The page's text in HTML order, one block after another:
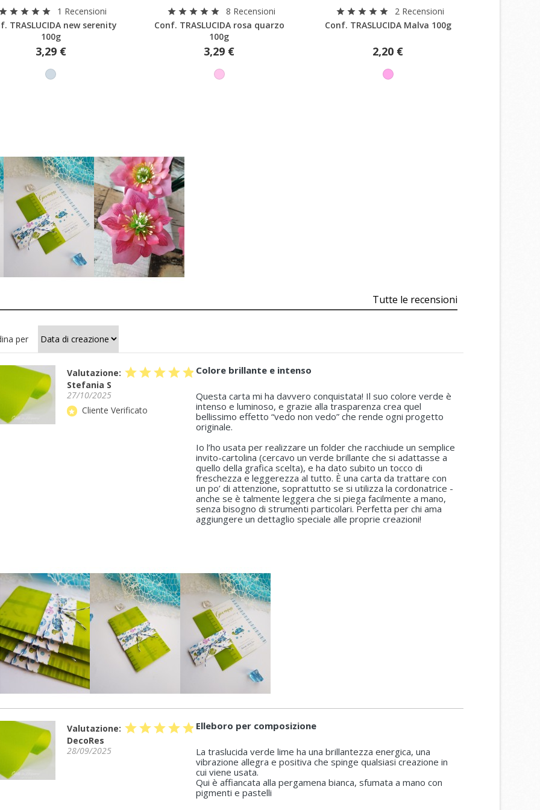
star star star star
1 Recensioni
TRASLUCIDA new serenity
100g
3,29 €
star star star star star
8 Recensioni
Conf. TRASLUCIDA rosa quarzo
100g
3,29 €
star star star star star
2 Recensioni
Conf. TRASLUCIDA Malva 100g
2,20 €
Tutte le recensioni
per
Valutazione: starstarstarstarstar
Stefania S
27/10/2025
star Cliente Verificato
Colore brillante e intenso
Questa carta mi ha davvero conquistata! Il suo colore verde è
intenso e luminoso, e grazie alla trasparenza crea quel
bellissimo effetto “vedo non vedo” che rende ogni progetto
originale.
Io l’ho usata per realizzare un folder che racchiude un semplice
invito-cartolina (cercavo un verde brillante che si adattasse a
quello della grafica scelta), e ha dato subito un tocco di
freschezza e leggerezza al tutto. È una carta da trattare con
un po’ di attenzione, soprattutto se si utilizza la cordonatrice -
anche se è talmente leggera che si piega facilmente a mano,
senza bisogno di strumenti particolari. Perfetta per chi ama
aggiungere un dettaglio speciale alle proprie creazioni!
Valutazione: starstarstarstarstar
DecoRes
28/09/2025
Elleboro per composizione
La traslucida verde lime ha una brillantezza energica, una
vibrazione allegra e positiva che spinge qualsiasi creazione in
cui viene usata.
Qui è affiancata alla pergamena bianca, sfumata a mano con
pigmenti e pastelli
Crea nuova lista
Crea lista dei desideri
Annulla